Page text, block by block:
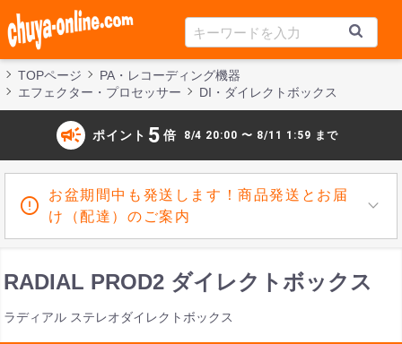
TOPページ
PA・レコーディング機器
エフェクター・プロセッサー
DI・ダイレクトボックス
campaign ポイント 5 倍 8/4 20:00 〜 8/11 1:59 まで
お盆期間中も発送します！商品発送とお届
け（配達）のご案内
RADIAL PROD2 ダイレクトボックス
ラディアル ステレオダイレクトボックス